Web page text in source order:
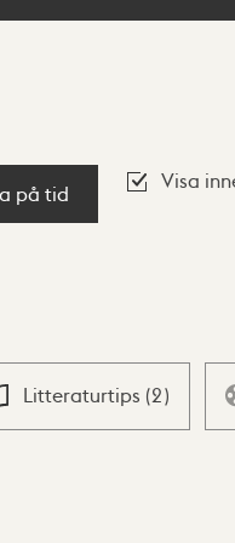
på tid
Visa
Litteraturtips (2)